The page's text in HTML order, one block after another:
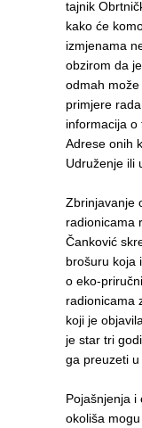
tajnik
kako će
izmjenama
obzirom da
odmah
primjere
informacija o
Adrese onih
Udruženje ili
Zbrinjavanje
radionicama
Čanković
brošuru koja
o eko-
radionicama
koji je
je star tri
ga preuzeti u
Pojašnjenja i
okoliša